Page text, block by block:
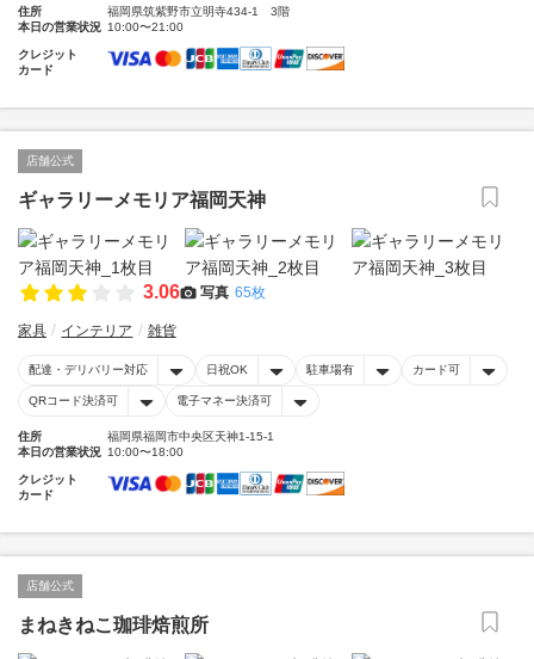
住所
福岡県筑紫野市立明寺434-1 3階
本日の営業状況 10:00〜21:00
クレジット
カード
店舗公式
ギャラリーメモリア福岡天神
3.06 写真 65枚
家具 インテリア 雑貨
配達・デリバリー対応 日祝OK 駐車場有 カード可
QRコード決済可 電子マネー決済可
住所
福岡県福岡市中央区天神1-15-1
本日の営業状況 10:00〜18:00
クレジット
カード
店舗公式
まねきねこ珈琲焙煎所